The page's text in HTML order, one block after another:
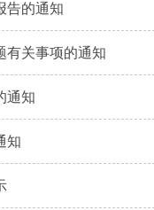
告的通知
有关事项的通知
通知
知